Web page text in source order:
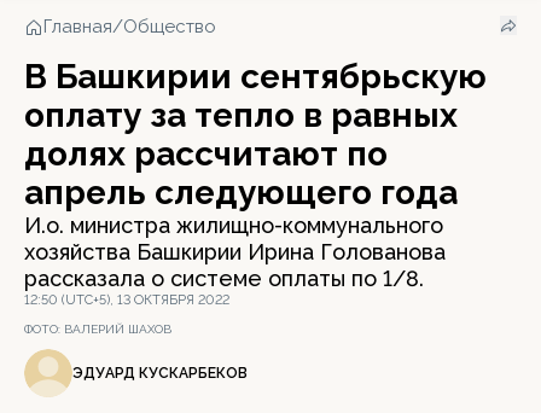
Главная/Общество
В Башкирии сентябрьскую
оплату за тепло в равных
долях рассчитают по
апрель следующего года
И.о. министра жилищно-коммунального
хозяйства Башкирии Ирина Голованова
рассказала о системе оплаты по 1/8.
12:50 (UTC+5), 13 ОКТЯБРЯ 2022
ФОТО: ВАЛЕРИЙ ШАХОВ
ЭДУАРД КУСКАРБЕКОВ